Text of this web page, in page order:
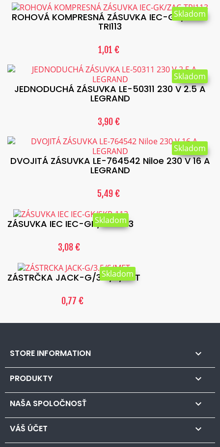
ROHOVÁ KOMPRESNÁ ZÁSUVKA IEC-GK/ZAC-
TRI113
1,01 €
Skladom
JEDNODUCHÁ ZÁSUVKA LE-50311 230 V 2.5 A
LEGRAND
3,90 €
Skladom
DVOJITÁ ZÁSUVKA LE-764542 Niloe 230 V 16 A
LEGRAND
5,49 €
Skladom
ZÁSUVKA IEC IEC-GK/SKR-113
3,08 €
Skladom
ZÁSTRČKA JACK-G/3.5/S/MET
0,77 €
Skladom
STORE INFORMATION 
PRODUKTY 
NAŠA SPOLOČNOSŤ 
VÁŠ ÚČET 